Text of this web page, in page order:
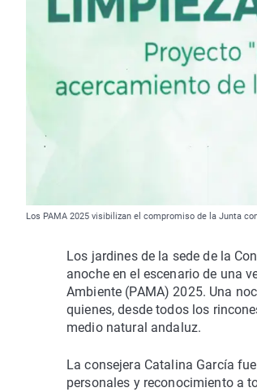
Los PAMA 2025 visibilizan el compromiso de la Junta
Los jardines de la sede de la
anoche en el escenario de una
Ambiente (PAMA) 2025. Una
quienes, desde todos los
medio natural andaluz.
La consejera Catalina García
personales y reconocimiento a